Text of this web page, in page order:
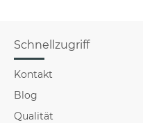
Schnellzugriff
Kontakt
Blog
Qualität